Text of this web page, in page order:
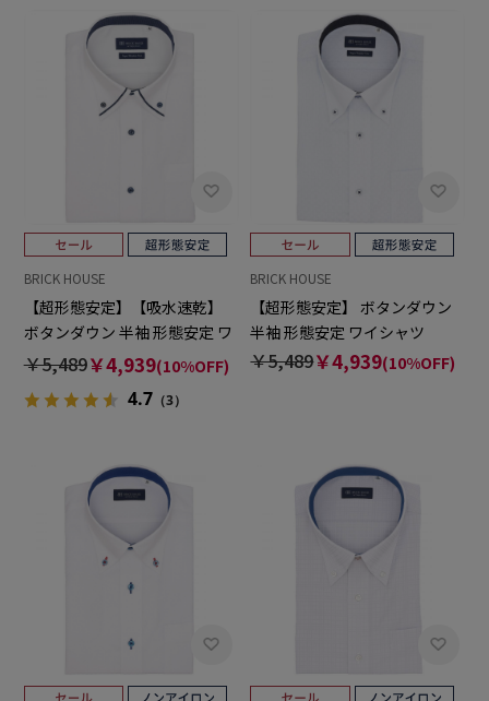
BRICK HOUSE
【超形態安定】【吸水速乾】
ボタンダウン 半袖 形態安定 ワ
イシャツ
￥5,489￥4,939(10%OFF)
4.7（3）
BRICK HOUSE
【超形態安定】 ボタンダウン
半袖 形態安定 ワイシャツ
￥5,489￥4,939(10%OFF)